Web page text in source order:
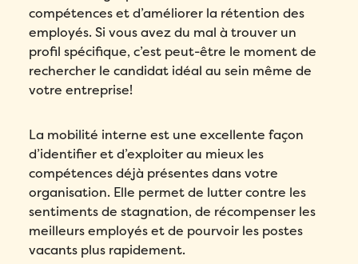
compétences et d’améliorer la rétention des
employés. Si vous avez du mal à trouver un
profil spécifique, c’est peut-être le moment de
rechercher le candidat idéal au sein même de
votre entreprise!
La mobilité interne est une excellente façon
d’identifier et d’exploiter au mieux les
compétences déjà présentes dans votre
organisation. Elle permet de lutter contre les
sentiments de stagnation, de récompenser les
meilleurs employés et de pourvoir les postes
vacants plus rapidement.
Pays *
Veuillez saisir un nombre supérieur ou
Dans quelle langue voulez-vous la démonstration?
*
Message *
Téléphone *
Quel produit Folks vous intéresse le plus?
Compagnie
Nombre d'employés *
Téléphone *
Pays *
Nombre d'employés